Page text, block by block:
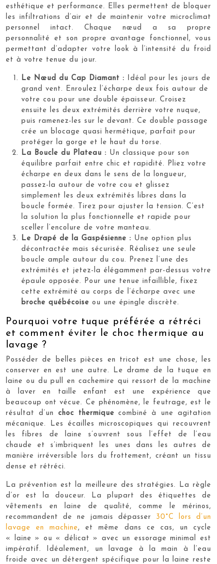
esthétique et performance. Elles permettent de bloquer
les infiltrations d’air et de maintenir votre microclimat
personnel intact. Chaque nœud a sa propre
personnalité et son propre avantage fonctionnel, vous
permettant d’adapter votre look à l’intensité du froid
et à votre tenue du jour.
Le Nœud du Cap Diamant : Idéal pour les jours de
grand vent. Enroulez l’écharpe deux fois autour de
votre cou pour une double épaisseur. Croisez
ensuite les deux extrémités derrière votre nuque,
puis ramenez-les sur le devant. Ce double passage
crée un blocage quasi hermétique, parfait pour
protéger la gorge et le haut du torse.
La Boucle du Plateau : Un classique pour son
équilibre parfait entre chic et rapidité. Pliez votre
écharpe en deux dans le sens de la longueur,
passez-la autour de votre cou et glissez
simplement les deux extrémités libres dans la
boucle formée. Tirez pour ajuster la tension. C’est
la solution la plus fonctionnelle et rapide pour
sceller l’encolure de votre manteau.
Le Drapé de la Gaspésienne : Une option plus
décontractée mais sécurisée. Réalisez une seule
boucle ample autour du cou. Prenez l’une des
extrémités et jetez-la élégamment par-dessus votre
épaule opposée. Pour une tenue infaillible, fixez
cette extrémité au corps de l’écharpe avec une
broche québécoise ou une épingle discrète.
Pourquoi votre tuque préférée a rétréci
et comment éviter le choc thermique au
lavage ?
Posséder de belles pièces en tricot est une chose, les
conserver en est une autre. Le drame de la tuque en
laine ou du pull en cachemire qui ressort de la machine
à laver en taille enfant est une expérience que
beaucoup ont vécue. Ce phénomène, le feutrage, est le
résultat d’un choc thermique combiné à une agitation
mécanique. Les écailles microscopiques qui recouvrent
les fibres de laine s’ouvrent sous l’effet de l’eau
chaude et s’imbriquent les unes dans les autres de
manière irréversible lors du frottement, créant un tissu
dense et rétréci.
La prévention est la meilleure des stratégies. La règle
d’or est la douceur. La plupart des étiquettes de
vêtements en laine de qualité, comme le mérinos,
recommandent de ne jamais dépasser 30°C lors d’un
lavage en machine, et même dans ce cas, un cycle
« laine » ou « délicat » avec un essorage minimal est
impératif. Idéalement, un lavage à la main à l’eau
froide avec un détergent spécifique pour la laine reste